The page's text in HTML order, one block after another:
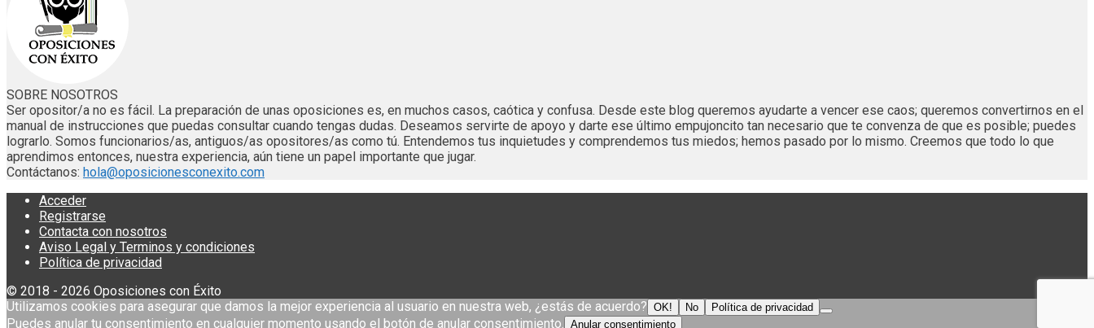
SOBRE NOSOTROS
Ser opositor/a no es fácil. La preparación de unas oposiciones es, en muchos casos, caótica y confusa. Desde este blog queremos ayudarte a vencer ese caos; queremos convertirnos en el
manual de instrucciones que puedas consultar cuando tengas dudas. Deseamos servirte de apoyo y darte ese último empujoncito tan necesario que te convenza de que es posible; puedes
lograrlo. Somos funcionarios/as, antiguos/as opositores/as como tú. Entendemos tus inquietudes y comprendemos tus miedos; hemos pasado por lo mismo. Creemos que todo lo que
aprendimos entonces, nuestra experiencia, aún tiene un papel importante que jugar.
Contáctanos: hola@oposicionesconexito.com
Acceder
Registrarse
Contacta con nosotros
Aviso Legal y Terminos y condiciones
Política de privacidad
© 2018 - 2026 Oposiciones con Éxito
Utilizamos cookies para asegurar que damos la mejor experiencia al usuario en nuestra web, ¿estás de acuerdo? OK! No Política de privacidad
Puedes anular tu consentimiento en cualquier momento usando el botón de anular consentimiento. Anular consentimiento